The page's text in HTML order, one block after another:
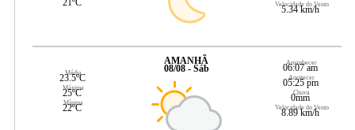
Velocidade do Vento
5.34 km/h
Média
23.5ºC
Máxima
25ºC
Mínima
22ºC
AMANHÃ
08/08 - Sáb
Amanhecer
06:07 am
Anoitecer
05:25 pm
Chuva
0mm
Velocidade do Vento
8.89 km/h